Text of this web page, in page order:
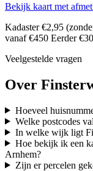
Bekijk kaart met
Kadaster €2,95
vanaf €450 Eerder
Veelgestelde vragen
Over
Hoeveel
Welke postcodes
In welke wijk ligt
Hoe bekijk ik een
Arnhem?
Zijn er percelen